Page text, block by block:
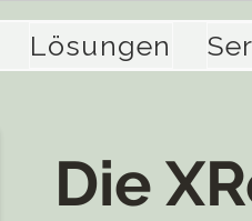
Lösungen
Die